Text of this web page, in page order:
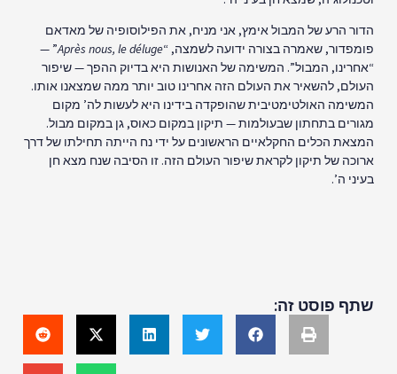
הדור הרע של המבול אימץ, אני מניח, את הפילוסופיה של מאדאם
פומפדור, שאמרה בצורה ידועה לשמצה, “Après nous, le déluge
” —
“אחרינו, המבול”. המשימה של האנושות היא בדיוק ההפך — שיפור
העולם, להשאיר את העולם הזה אחרינו טוב יותר ממה שמצאנו אותו.
המשימה האולטימטיבית שהופקדה בידינו היא לעשות לה’ מקום
מגורים בתחתון שבעולמות — תיקון במקום כאוס, גן במקום מבול.
המצאת הכלים החקלאיים הראשונים על ידי נח הייתה תחילתו של דרך
ארוכה של תיקון לקראת שיפור העולם הזה. זו הסיבה שנח מצא חן
בעיני ה’.
שתף פוסט זה: